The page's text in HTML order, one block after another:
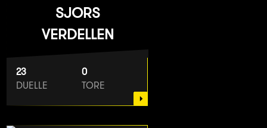
SJORS
VERDELLEN
23
DUELLE
0
TORE